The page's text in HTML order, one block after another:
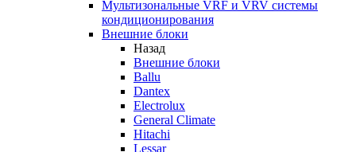
Мультизональные VRF и VRV системы
кондиционирования
Внешние блоки
Назад
Внешние блоки
Ballu
Dantex
Electrolux
General Climate
Hitachi
Lessar